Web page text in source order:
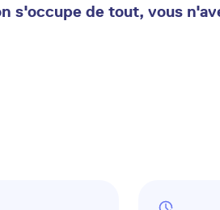
s'occupe de tout, vous